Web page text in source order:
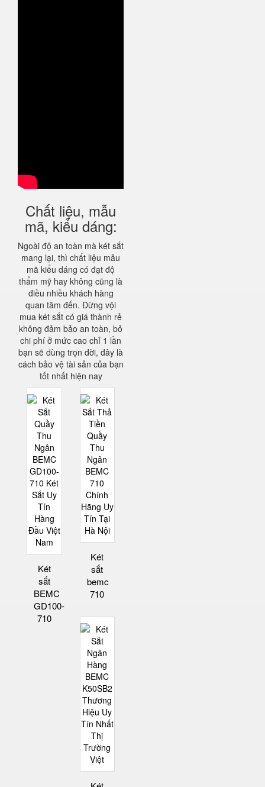
Chất liệu, mẫu
mã, kiểu dáng:
Ngoài độ an toàn mà két sắt
mang lại, thì chất liệu mẫu
mã kiểu dáng có đạt độ
thẩm mỹ hay không cũng là
điều nhiều khách hàng
quan tâm đến. Đừng vội
mua két sắt có giá thành rẻ
không đảm bảo an toàn, bỏ
chi phí ở mức cao chỉ 1 lần
bạn sẽ dùng trọn đời, đây là
cách bảo vệ tài sản của bạn
tốt nhất hiện nay
Két
sắt
BEMC
GD100-
710
Két
sắt
bemc
710